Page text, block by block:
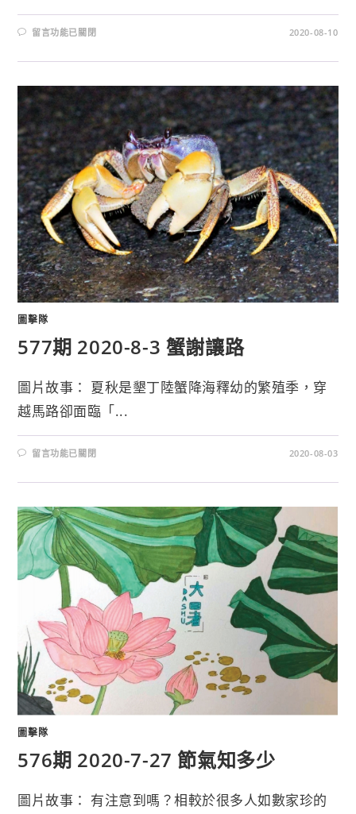
留言功能已關閉 2020-08-10
圖擊隊
577期 2020-8-3 蟹謝讓路
圖片故事： 夏秋是墾丁陸蟹降海釋幼的繁殖季，穿
越馬路卻面臨「...
留言功能已關閉 2020-08-03
圖擊隊
576期 2020-7-27 節氣知多少
圖片故事： 有注意到嗎？相較於很多人如數家珍的